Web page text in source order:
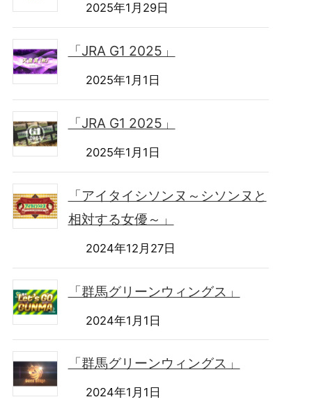
2025年1月29日
「JRA G1 2025」
2025年1月1日
「JRA G1 2025」
2025年1月1日
「アイタイシソンヌ～シソンヌと
相対する女優～」
2024年12月27日
「群馬グリーンウィングス」
2024年1月1日
「群馬グリーンウィングス」
2024年1月1日